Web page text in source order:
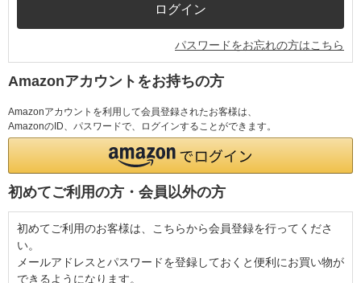
パスワードをお忘れの方はこちら
Amazonアカウントをお持ちの方
Amazonアカウントを利用して会員登録されたお客様は、
AmazonのID、パスワードで、ログインすることができます。
初めてご利用の方・会員以外の方
初めてご利用のお客様は、こちらから会員登録を行ってくださ
い。
メールアドレスとパスワードを登録しておくと便利にお買い物が
できるようになります。